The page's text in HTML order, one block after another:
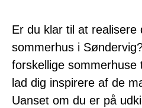
Er du klar til at
sommerhus i
forskellige sommerhuse
lad dig inspirere af de
Uanset om du er på